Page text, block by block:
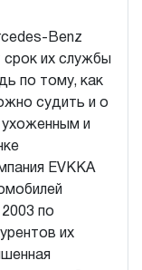
Benz
их службы
по тому, как
судить и о
и
EVKKA
по
их